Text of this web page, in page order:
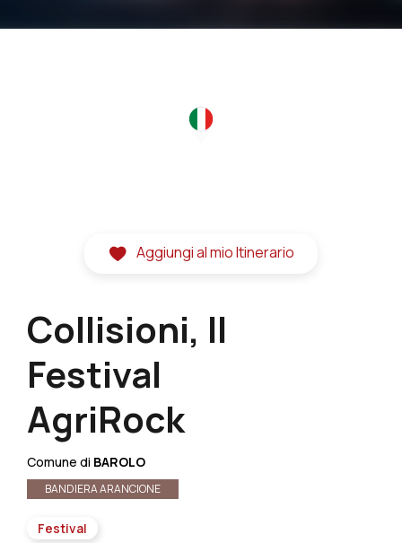
Collisioni, Il
Festival
AgriRock
Comune di BAROLO
BANDIERA ARANCIONE
Festival
Aggiungi al mio Itinerario